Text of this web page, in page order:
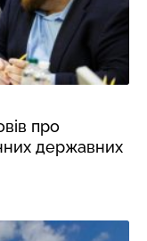
про
державних